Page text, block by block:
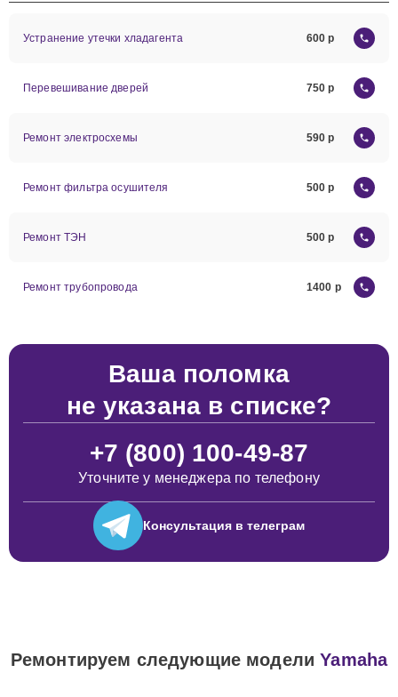
Устранение утечки хладагента 600
Перевешивание дверей 750
Ремонт электросхемы 590
Ремонт фильтра осушителя 500
Ремонт ТЭН 500
Ремонт трубопровода 1400
Ваша поломка
не указана в списке?
+7 (800) 100-49-87
Уточните у менеджера по телефону
Консультация в телеграм
Ремонтируем следующие моделиYamaha